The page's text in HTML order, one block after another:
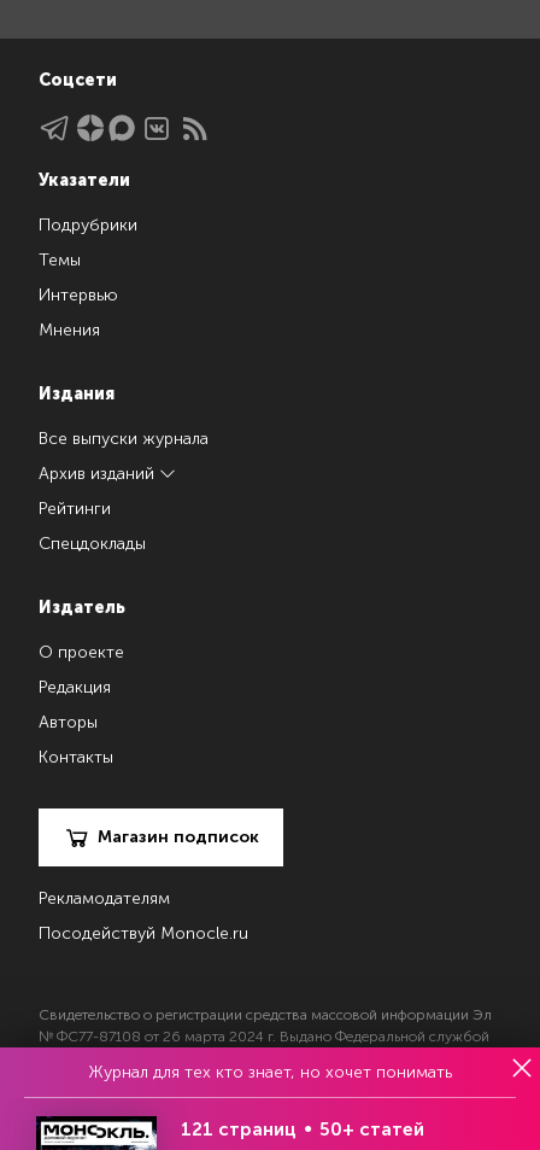
Соцсети
Указатели
Подрубрики
Темы
Интервью
Мнения
Издания
Все выпуски журнала
Архив изданий
Рейтинги
Спецдоклады
Издатель
О проекте
Редакция
Авторы
Контакты
Магазин подписок
Рекламодателям
Посодействуй Monocle.ru
Свидетельство о регистрации средства массовой информации Эл
№ ФС77-87108 от 26 марта 2024 г. Выдано Федеральной службой
культурного наследия
© 2017—2026 АНО «Творческий коллектив Эксперт»
Журнал для тех кто знает, но хочет понимать
121 страниц 50+ статей